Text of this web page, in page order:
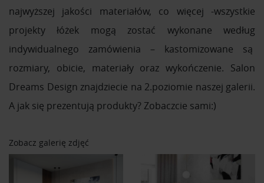
najwyższej jakości materiałów, co więcej -wszystkie
projekty łóżek mogą zostać wykonane według
indywidualnego zamówienia – kastomizowane są
rozmiary, obicie, materiały oraz wykończenie. Salon
Dreams Design znajdziecie na 2.poziomie naszej galerii.
A jak się prezentują produkty? Zobaczcie sami:)
Zobacz galerię zdjęć